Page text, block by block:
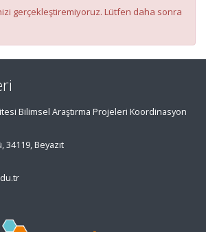
gerçekleştiremiyoruz. Lütfen daha sonra
Bilimsel Araştırma Projeleri Koordinasyon
34119, Beyazıt